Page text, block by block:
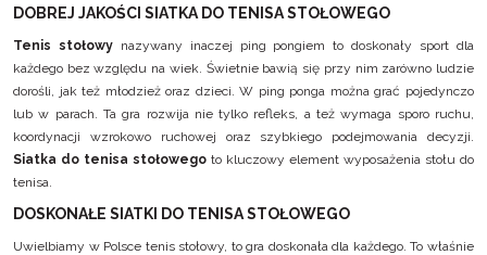
DOBREJ JAKOŚCI SIATKA DO TENISA STOŁOWEGO
Tenis stołowynazywany inaczej ping pongiem to doskonały sport dla
każdego bez względu na wiek. Świetnie bawią się przy nim zarówno ludzie
dorośli, jak też młodzież oraz dzieci. W ping ponga można grać pojedynczo
lub w parach. Ta gra rozwija nie tylko refleks, a też wymaga sporo ruchu,
koordynacji wzrokowo ruchowej oraz szybkiego podejmowania decyzji.
Siatka do tenisa stołowego to kluczowy element wyposażenia stołu do
tenisa.
DOSKONAŁE SIATKI DO TENISA STOŁOWEGO
Uwielbiamy w Polsce tenis stołowy, to gra doskonała dla każdego. To właśnie